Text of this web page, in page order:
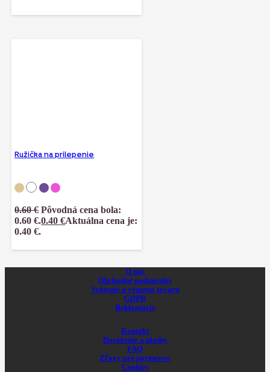
Ružička na prilepenie
0.60€ Pôvodná cena bola:
0.60 €.0.40€Aktuálna cena je:
0.40 €.
O nás
Obchodné podmienky
Vrátenie a výmena tovaru
GDPR
Reklamácie
Kontakt
Doručenie a platby
FAQ
Zľavy pre partnerov
Cookies